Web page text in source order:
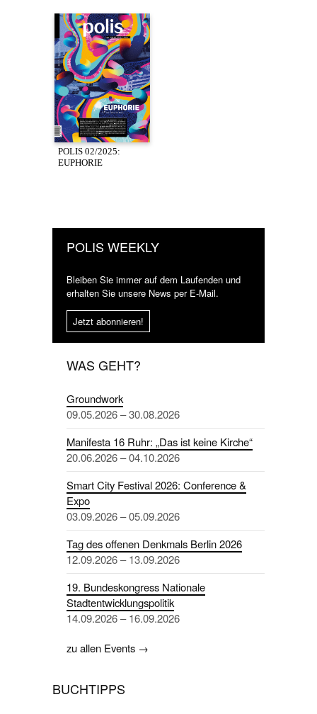
POLIS 02/2025:
EUPHORIE
POLIS WEEKLY
Bleiben Sie immer auf dem Laufenden und
erhalten Sie unsere News per E-Mail.
Jetzt abonnieren!
WAS GEHT?
Groundwork
09.05.2026 – 30.08.2026
Manifesta 16 Ruhr: „Das ist keine Kirche“
20.06.2026 – 04.10.2026
Smart City Festival 2026: Conference &
Expo
03.09.2026 – 05.09.2026
Tag des offenen Denkmals Berlin 2026
12.09.2026 – 13.09.2026
19. Bundeskongress Nationale
Stadtentwicklungspolitik
14.09.2026 – 16.09.2026
zu allen Events →
BUCHTIPPS